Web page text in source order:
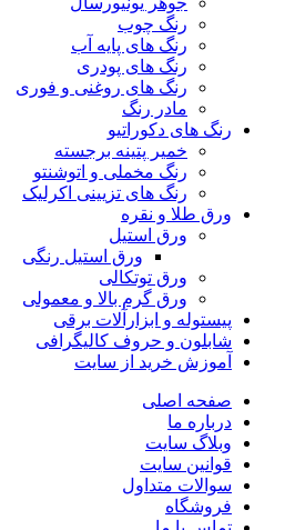
رنگ چوب
رنگ‌ های پایه آب
رنگ های پودری
رنگ‌ های روغنی و فوری
مادر رنگ
رنگ های دکوراتیو
خمیر پتینه برجسته
رنگ مخملی و اتوشنتو
رنگ های تزیینی اکرلیک
ورق طلا و نقره
ورق استیل
ورق استیل رنگی
ورق توتکالی
ورق گرم بالا و معمولی
پیستوله و ابزارآلات برقی
شابلون و حروف کالیگرافی
آموزش خرید از سایت
صفحه اصلی
درباره ما
وبلاگ سایت
قوانین سایت
سوالات متداول
فروشگاه